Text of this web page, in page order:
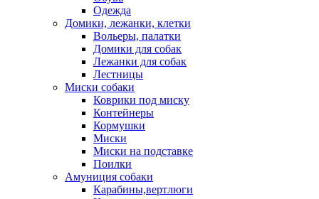
Одежда
Домики, лежанки, клетки
Вольеры, палатки
Домики для собак
Лежанки для собак
Лестницы
Миски собаки
Коврики под миску
Контейнеры
Кормушки
Миски
Миски на подставке
Поилки
Амуниция собаки
Карабины,вертлюги